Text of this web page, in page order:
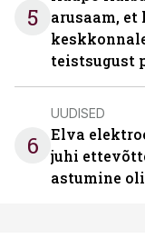
5
arusaam,
teistsugust
6
UUDISED
Elva
juhi
astumine